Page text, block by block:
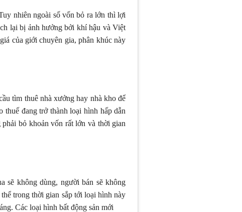
nhiên ngoài số vốn bỏ ra lớn thì lợi
lại bị ảnh hưởng bởi khí hậu và Việt
của giới chuyên gia, phân khúc này
tìm thuê nhà xưởng hay nhà kho để
thuế đang trở thành loại hình hấp dẫn
bỏ khoản vốn rất lớn và thời gian
sẽ không dùng, người bán sẽ không
trong thời gian sắp tới loại hình này
Các loại hình bất động sản mới